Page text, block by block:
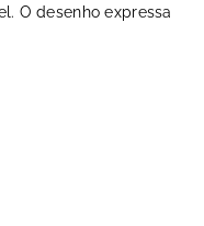
O desenho expressa